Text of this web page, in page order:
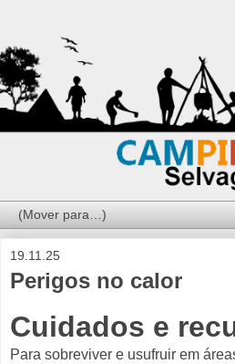
19.11.25
Perigos no calor
Cuidados e
Para sobreviver e usufruir em